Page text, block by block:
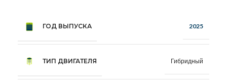
ГОД ВЫПУСКА 2025
ТИП ДВИГАТЕЛЯ Гибридный